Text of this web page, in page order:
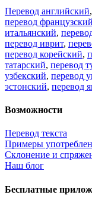
Перевод английский,
перевод французский
итальянский,
перевод иврит,
перевод корейский,
татарский, перевод
узбекский, перевод
эстонский, перевод
Возможности
Перевод текста
Примеры
Склонение и
Наш блог
Бесплатные